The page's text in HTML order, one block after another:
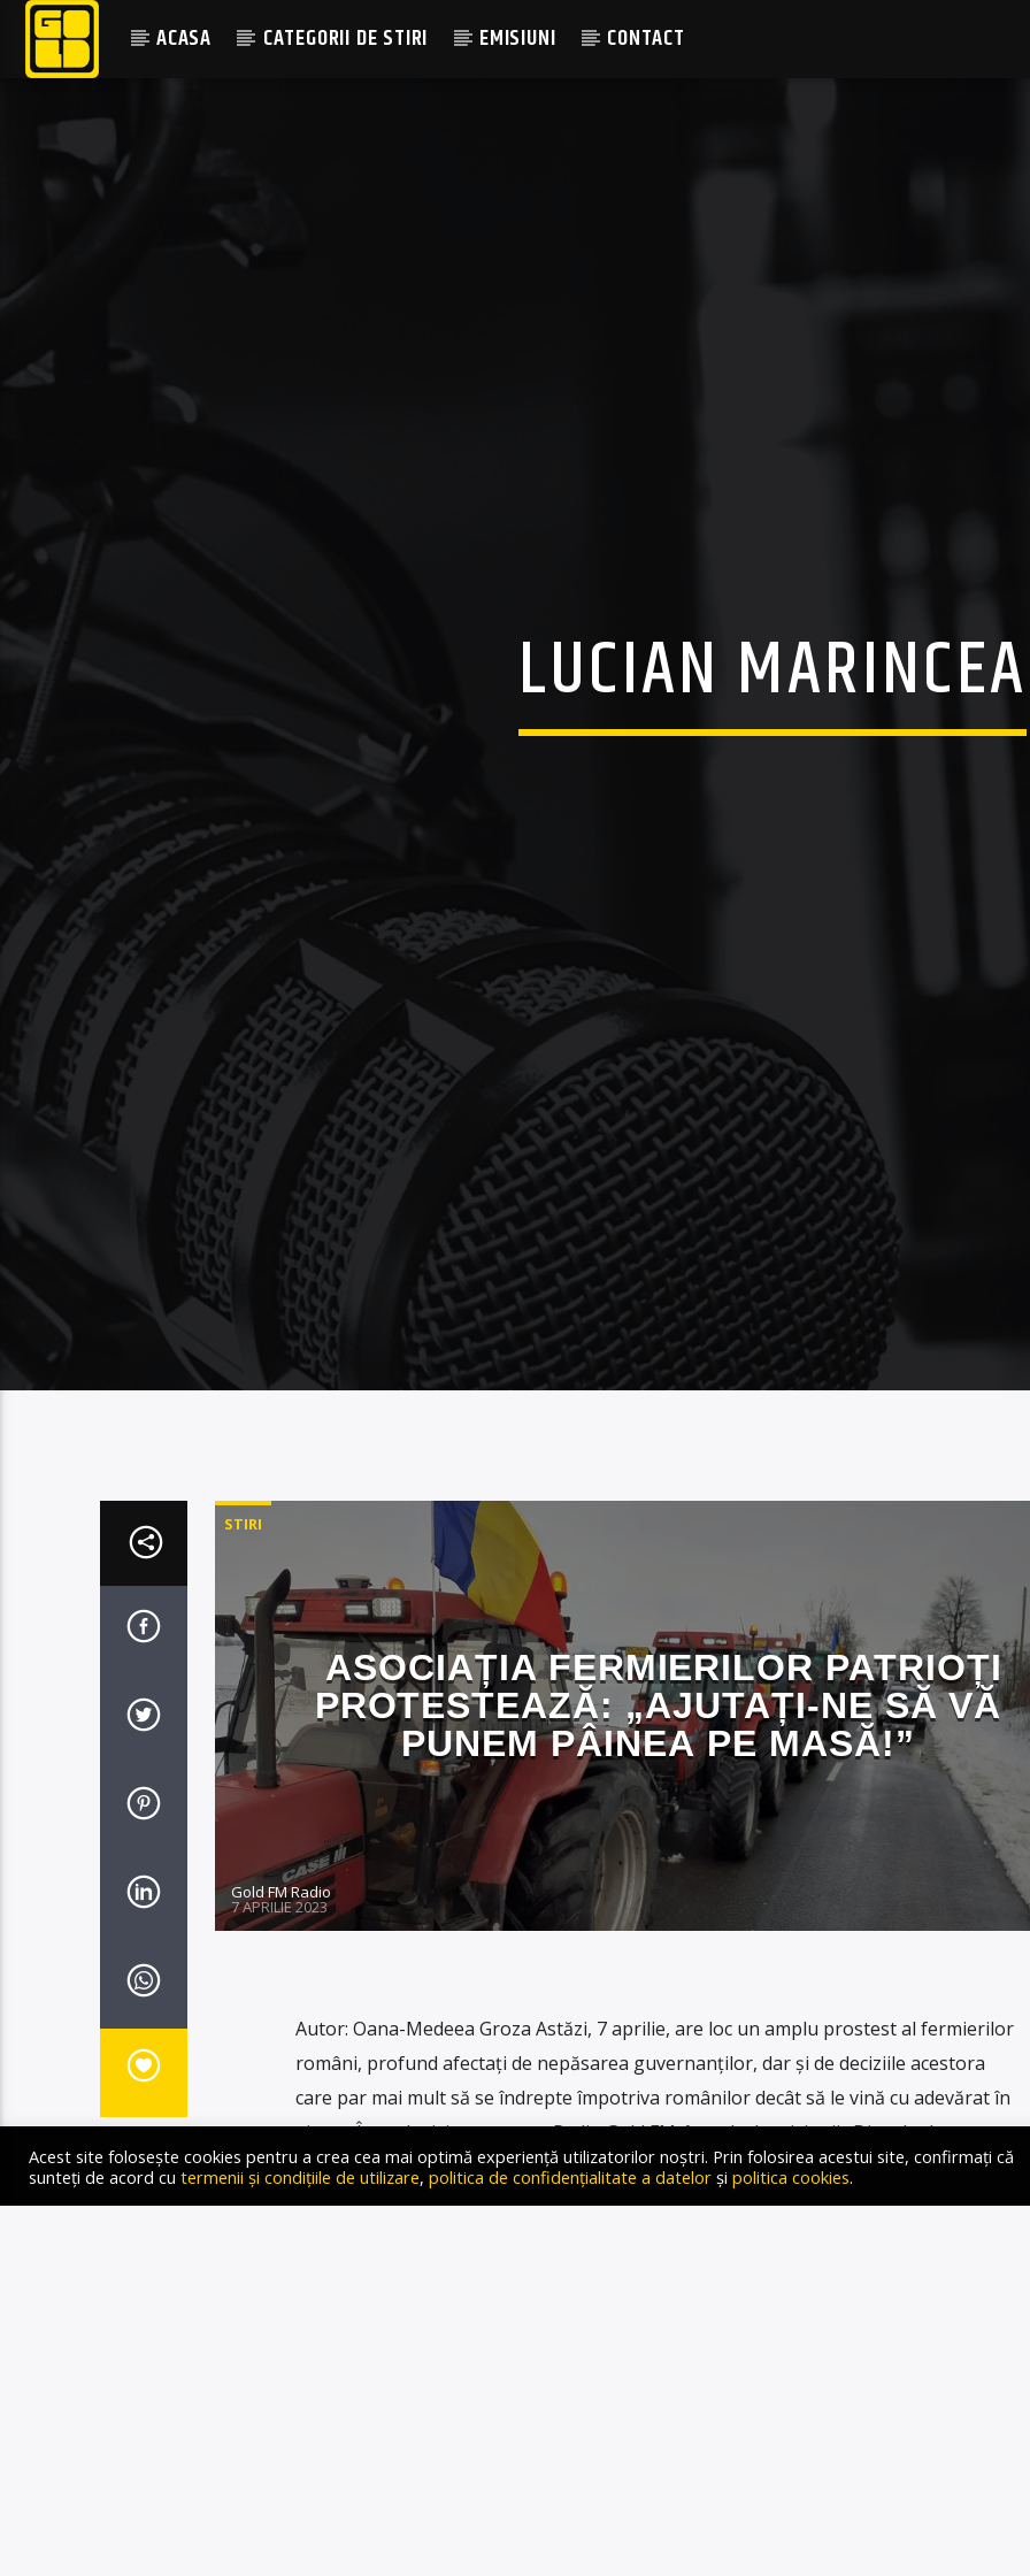
ACASA CATEGORII DE STIRI EMISIUNI CONTACT
LUCIAN MARINCEA
STIRI
ASOCIAȚIA FERMIERILOR PATRIOȚI
PROTESTEAZĂ: „AJUTAȚI-NE SĂ VĂ
PUNEM PÂINEA PE MASĂ!”
Gold FM Radio
7 APRILIE 2023
Autor: Oana-Medeea Groza Astăzi, 7 aprilie, are loc un amplu prostest al fermierilor
români, profund afectați de nepăsarea guvernanților, dar și de deciziile acestora
care par mai mult să se îndrepte împotriva românilor decât să le vină cu adevărat în
ajutor. În exclusivitate pentru Radio Gold FM, în cadrul emisiunii „Dincolo de
propagandă”, moderată de […]
Acest site folosește cookies pentru a crea cea mai optimă experiență utilizatorilor noștri. Prin folosirea acestui site, confirmați că
sunteți de acord cu termenii și condițiile de utilizare, politica de confidențialitate a datelor și politica cookies.